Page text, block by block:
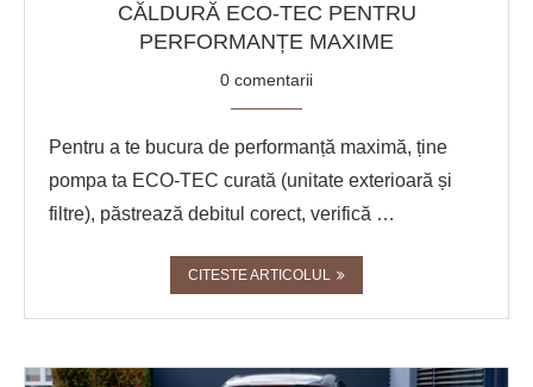
CĂLDURĂ ECO-TEC PENTRU
PERFORMANȚE MAXIME
0 comentarii
Pentru a te bucura de performanță maximă, ține
pompa ta ECO-TEC curată (unitate exterioară și
filtre), păstrează debitul corect, verifică …
CITESTE ARTICOLUL